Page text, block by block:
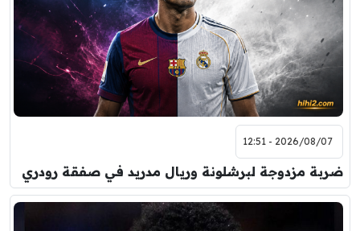
2026/08/07 - 12:51
ضربة مزدوجة لبرشلونة وريال مدريد في صفقة رودري